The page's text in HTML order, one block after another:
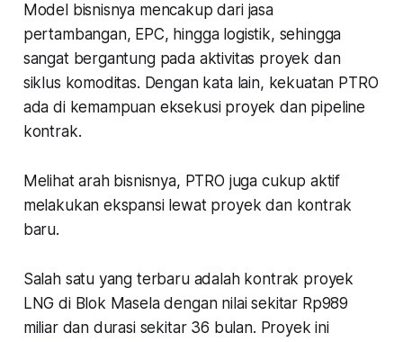
Model bisnisnya mencakup dari jasa
pertambangan, EPC, hingga logistik, sehingga
sangat bergantung pada aktivitas proyek dan
siklus komoditas. Dengan kata lain, kekuatan PTRO
ada di kemampuan eksekusi proyek dan pipeline
kontrak.
Melihat arah bisnisnya, PTRO juga cukup aktif
melakukan ekspansi lewat proyek dan kontrak
baru.
Salah satu yang terbaru adalah kontrak proyek
LNG di Blok Masela dengan nilai sekitar Rp989
miliar dan durasi sekitar 36 bulan. Proyek ini